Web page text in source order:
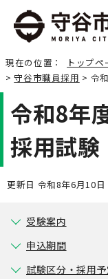
現在の位置： トップペ
>守谷市職員採用 > 令
令和8年
採用試験
更新日 令和8年6月10日
受験案内
申込期間
試験区分・採用